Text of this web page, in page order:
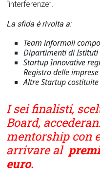
“interferenze”.
La sfida è rivolta a:
Team informali
Dipartimenti di Istituti
Startup Innovative
Registro delle imprese
Altre Startup
I sei finalisti,
Board,
mentorship con
arrivare al
euro.